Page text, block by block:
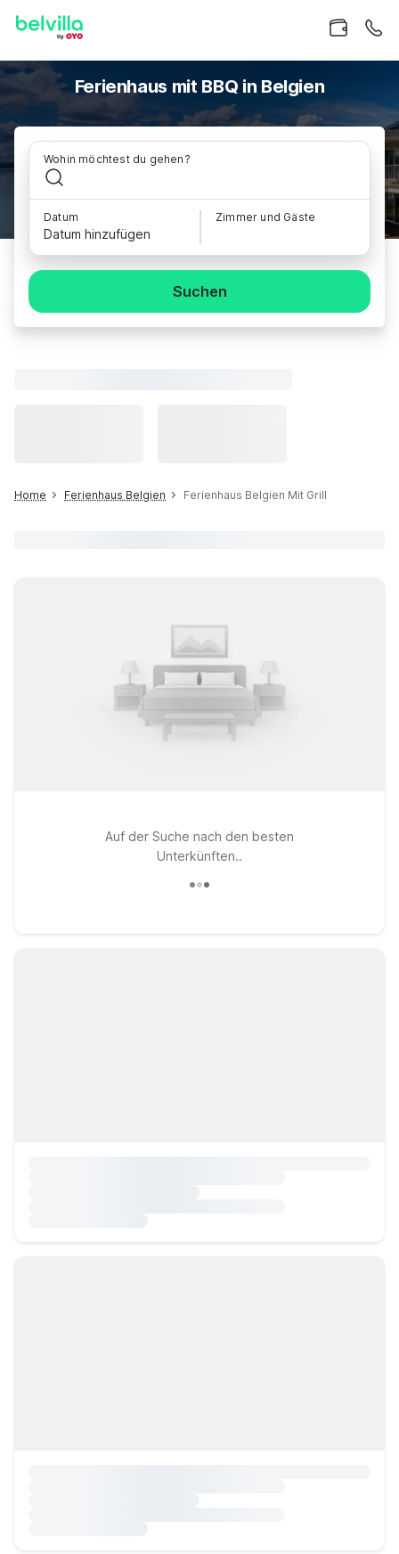
Ferienhaus mit BBQ in Belgien
Wohin möchtest du gehen?
Datum
Datum hinzufügen
Zimmer und Gäste
Suchen
Home Ferienhaus Belgien Ferienhaus Belgien Mit Grill
Auf der Suche nach den besten
Unterkünften..